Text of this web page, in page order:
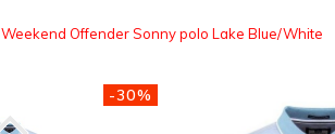
Weekend Offender Sonny polo Lake Blue/White
-30%